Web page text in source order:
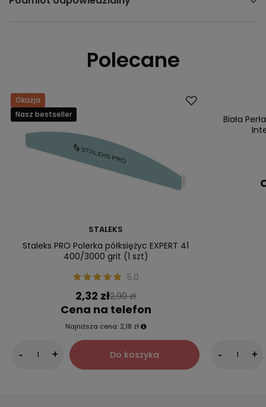
Polecane
Okazja
Nasz bestseller
STALEKS
Staleks PRO Polerka półksiężyc EXPERT 41
400/3000 grit (1 szt)
5.0
2,32 zł2,90 zł
Cena na telefon
Najniższa cena: 2,18 zł
- + Do koszyka
Biała
- +